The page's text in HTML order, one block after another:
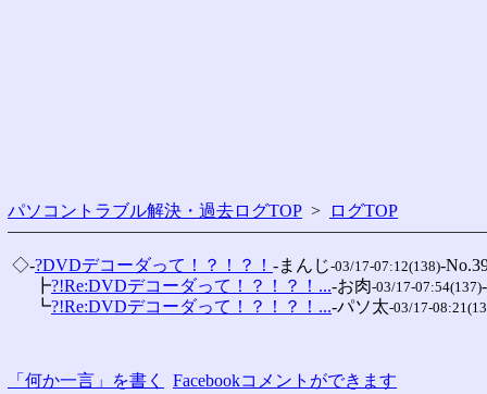
パソコントラブル解決・過去ログTOP > ログTOP
◇-?DVDデコーダって！？！？！ -まんじ-03/17-07:12(138)-
┣?!Re:DVDデコーダって！？！？！...-お肉-03/17-07:54(137)
┗?!Re:DVDデコーダって！？！？！...-パソ太-03/17-
「何か一言」を書く Facebookコメントができます